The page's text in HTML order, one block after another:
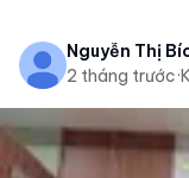
Nguyễn Thị
2 tháng trước·